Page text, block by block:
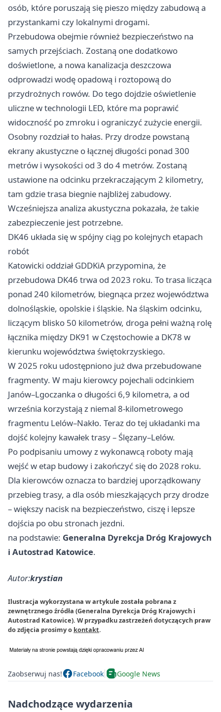
osób, które poruszają się pieszo między zabudową a
przystankami czy lokalnymi drogami.
Przebudowa obejmie również bezpieczeństwo na
samych przejściach. Zostaną one dodatkowo
doświetlone, a nowa kanalizacja deszczowa
odprowadzi wodę opadową i roztopową do
przydrożnych rowów. Do tego dojdzie oświetlenie
uliczne w technologii LED, które ma poprawić
widoczność po zmroku i ograniczyć zużycie energii.
Osobny rozdział to hałas. Przy drodze powstaną
ekrany akustyczne o łącznej długości ponad 300
metrów i wysokości od 3 do 4 metrów. Zostaną
ustawione na odcinku przekraczającym 2 kilometry,
tam gdzie trasa biegnie najbliżej zabudowy.
Wcześniejsza analiza akustyczna pokazała, że takie
zabezpieczenie jest potrzebne.
DK46 układa się w spójny ciąg po kolejnych etapach
robót
Katowicki oddział GDDKiA przypomina, że
przebudowa DK46 trwa od 2023 roku. To trasa licząca
ponad 240 kilometrów, biegnąca przez województwa
dolnośląskie, opolskie i śląskie. Na śląskim odcinku,
liczącym blisko 50 kilometrów, droga pełni ważną rolę
łącznika między DK91 w Częstochowiea DK78 w
kierunku województwa świętokrzyskiego.
W 2025 roku udostępniono już dwa przebudowane
fragmenty. W maju kierowcy pojechali odcinkiem
Janów–Lgoczanka o długości 6,9 kilometra, a od
września korzystają z niemal 8-kilometrowego
fragmentu Lelów–Nakło. Teraz do tej układanki ma
dojść kolejny kawałek trasy – Ślęzany–Lelów.
Po podpisaniu umowy z wykonawcą roboty mają
wejść w etap budowy i zakończyć się do 2028 roku.
Dla kierowców oznacza to bardziej uporządkowany
przebieg trasy, a dla osób mieszkających przy drodze
– większy nacisk na bezpieczeństwo, ciszę i lepsze
dojścia po obu stronach jezdni.
na podstawie: Generalna Dyrekcja Dróg Krajowych
i Autostrad Katowice.
Autor:krystian
Ilustracja wykorzystana w artykule została pobrana z
zewnętrznego źródła (Generalna Dyrekcja Dróg Krajowych i
Autostrad Katowice). W przypadku zastrzeżeń dotyczących praw
do zdjęcia prosimy o kontakt.
Zaobserwuj nas! Facebook Google News
Nadchodzące wydarzenia